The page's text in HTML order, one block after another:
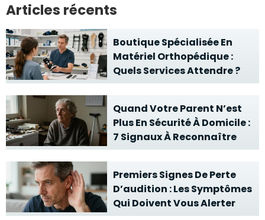
Articles récents
Boutique Spécialisée En
Matériel Orthopédique :
Quels Services Attendre ?
Quand Votre Parent N’est
Plus En Sécurité À Domicile :
7 Signaux À Reconnaître
Premiers Signes De Perte
D’audition : Les Symptômes
Qui Doivent Vous Alerter